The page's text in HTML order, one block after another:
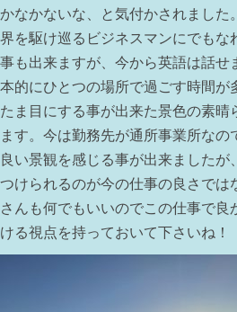
かなかないな、と気付かされまし
界を駆け巡るビジネスマンにでもな
事も出来ますが、今から英語は話せ
本的にひとつの場所で過ごす時間が
たま目にする事が出来た景色の素晴
ます。今は勤務先が通所事業所な
良い景観を感じる事が出来ました
つけられるのが今の仕事の良さでは
さんも何でもいいのでこの仕事で
ける視点を持っておいて下さいね！